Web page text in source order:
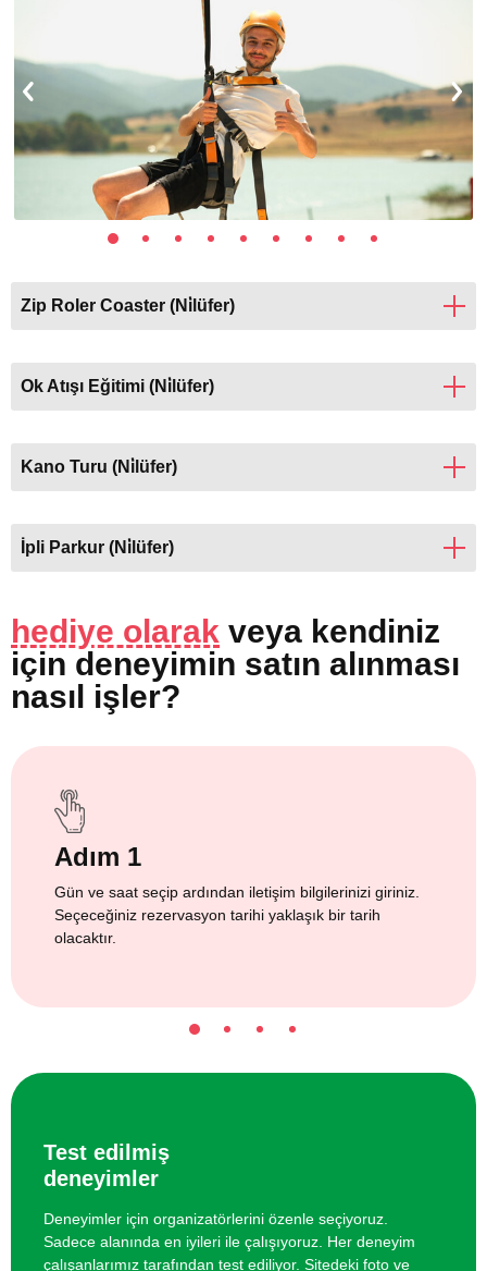
Zip Roler Coaster (Ni̇lüfer)
Ok Atışı Eğitimi (Ni̇lüfer)
Kano Turu (Ni̇lüfer)
İpli Parkur (Ni̇lüfer)
hediye olarak veya kendiniz
için deneyimin satın alınması
nasıl işler?
Adım 1
Gün ve saat seçip ardından iletişim bilgilerinizi giriniz.
Seçeceğiniz rezervasyon tarihi yaklaşık bir tarih
olacaktır.
Test edilmiş
deneyimler
Deneyimler için organizatörlerini özenle seçiyoruz.
Sadece alanında en iyileri ile çalışıyoruz. Her deneyim
çalışanlarımız tarafından test ediliyor. Sitedeki foto ve